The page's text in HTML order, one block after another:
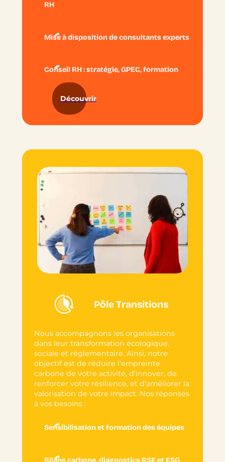
RH
Mise à disposition de consultants experts
Conseil RH : stratégie, GPEC, formation
Découvrir
Pôle Transitions
Nous accompagnons les organisations
dans leur transformation écologique,
sociale et réglementaire. Ainsi, notre
objectif est de réduire l’empreinte
carbone de votre activité, d’innover, de
renforcer votre résilience, et d’améliorer la
valorisation de votre impact. Nos réponses
à vos besoins :
Sensibilisation et formation des équipes
Bilans carbone, diagnostics RSE et ESG